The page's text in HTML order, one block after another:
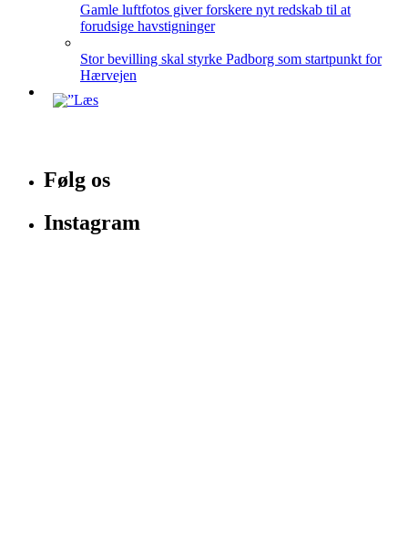
Gamle luftfotos giver forskere nyt redskab til at
forudsige havstigninger
Stor bevilling skal styrke Padborg som startpunkt for
Hærvejen
Følg os
Instagram